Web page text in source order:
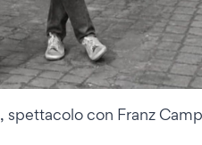
spettacolo con Franz